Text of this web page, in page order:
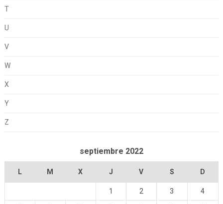
T
U
V
W
X
Y
Z
septiembre 2022
L M X J V S D
1 2 3 4